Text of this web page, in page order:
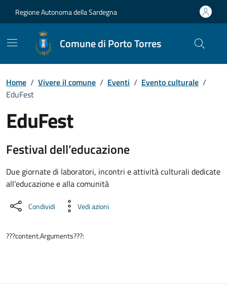
Regione Autonoma della Sardegna
Comune di Porto Torres
Home / Vivere il comune / Eventi / Evento culturale /
EduFest
EduFest
Dettaglio dell'evento
Festival dell’educazione
Due giornate di laboratori, incontri e attività culturali dedicate
all’educazione e alla comunità
Condividi Vedi azioni
???content.Arguments???: